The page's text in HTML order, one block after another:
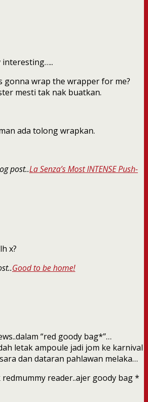
interesting…..
gonna wrap the wrapper for me?
mesti tak nak buatkan.
ada tolong wrapkan.
post..La Senza’s Most INTENSE Push-
x?
Good to be home!
“red goody bag*”…
letak ampoule jadi jom ke karnival
dan dataran pahlawan melaka…
reader..ajer goody bag *